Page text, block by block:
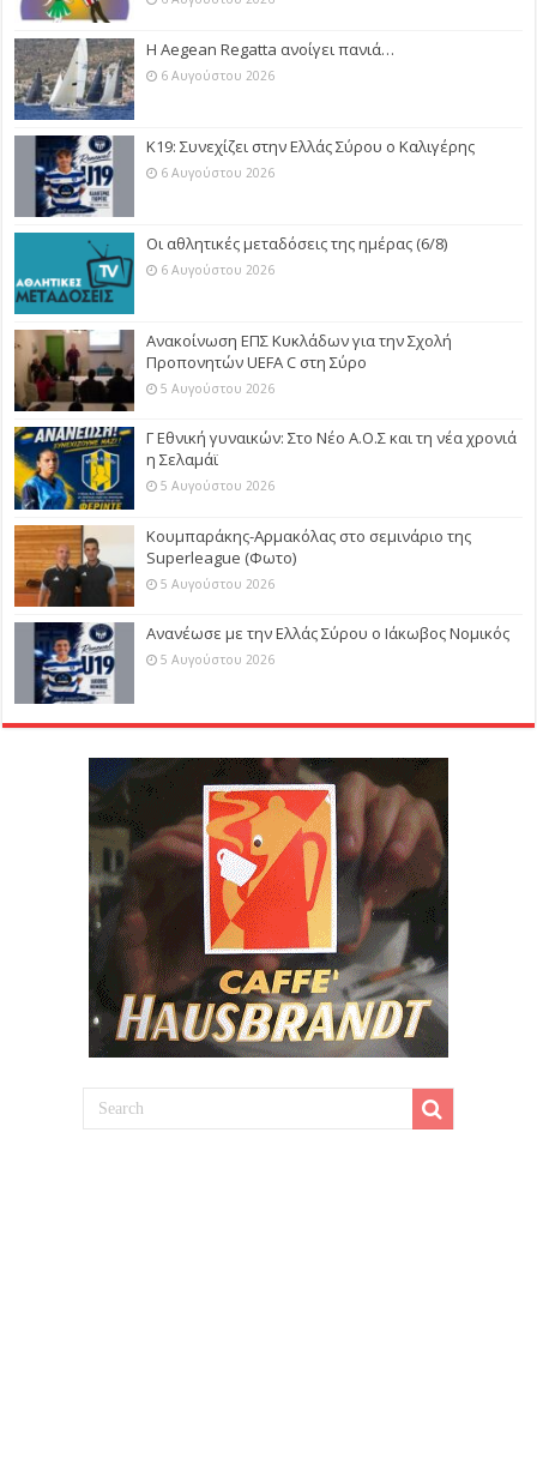
Η Aegean Regatta ανοίγει πανιά…
6 Αυγούστου 2026
Κ19: Συνεχίζει στην Ελλάς Σύρου ο Καλιγέρης
6 Αυγούστου 2026
Οι αθλητικές μεταδόσεις της ημέρας (6/8)
6 Αυγούστου 2026
Ανακοίνωση ΕΠΣ Κυκλάδων για την Σχολή
Προπονητών UEFA C στη Σύρο
5 Αυγούστου 2026
Γ Εθνική γυναικών: Στο Νέο Α.Ο.Σ και τη νέα χρονιά
η Σελαμάϊ
5 Αυγούστου 2026
Κουμπαράκης-Αρμακόλας στο σεμινάριο της
Superleague (Φωτο)
5 Αυγούστου 2026
Ανανέωσε με την Ελλάς Σύρου ο Ιάκωβος Νομικός
5 Αυγούστου 2026